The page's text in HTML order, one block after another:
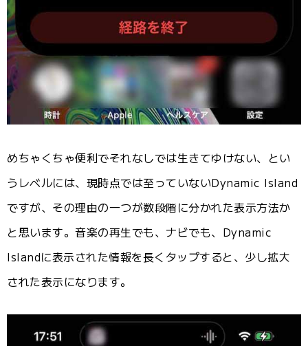
めちゃくちゃ便利でそれなしでは生きてゆけない、とい
うレベルには、現時点では至っていないDynamic Island
ですが、その理由の一つが数段階に分かれた表示方法か
と思います。音楽の再生でも、ナビでも、Dynamic
Islandに表示された情報を長くタップすると、少し拡大
された表示になります。